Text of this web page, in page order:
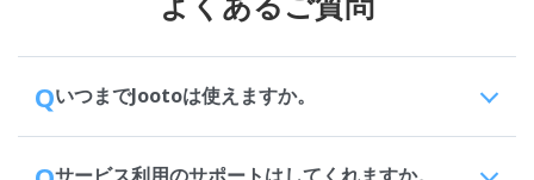
QいつまでJootoは使えますか。